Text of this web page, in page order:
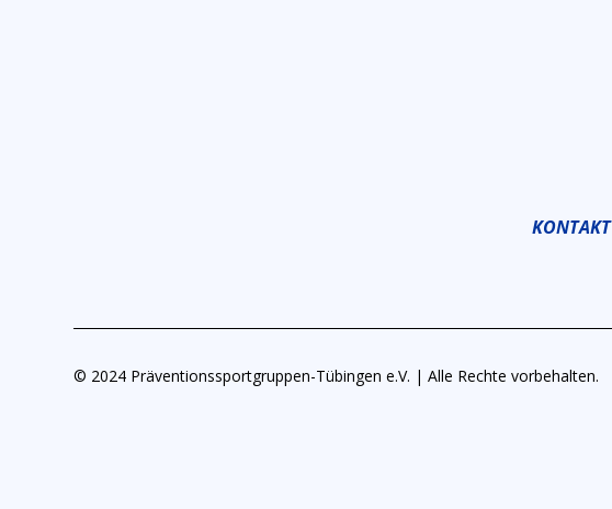
KONTAKT
© 2024 Präventionssportgruppen-Tübingen e.V. | Alle Rechte vorbehalten.